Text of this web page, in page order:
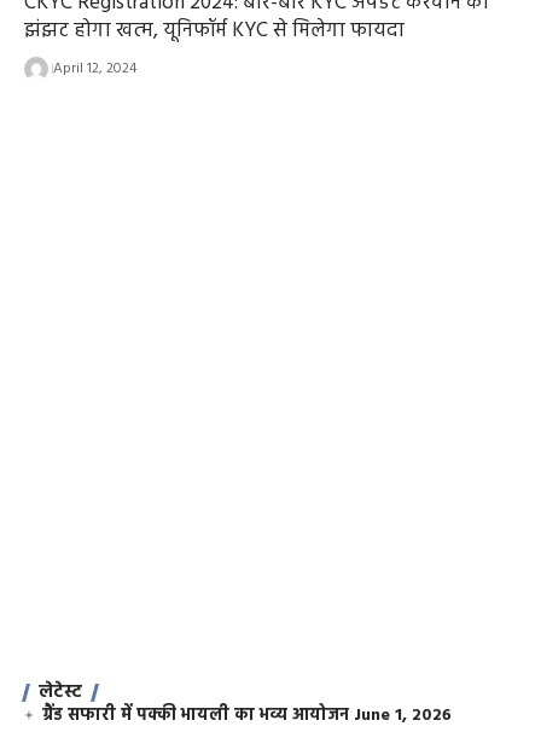
झंझट होगा खत्म, यूनिफॉर्म KYC से मिलेगा फायदा
April 12, 2024
लेटेस्ट
ग्रैंड सफारी में पक्की भायली का भव्य आयोजन June 1, 2026